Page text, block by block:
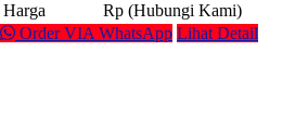
Harga
Rp (Hubungi Kami)
Order VIA WhatsApp Lihat Detail